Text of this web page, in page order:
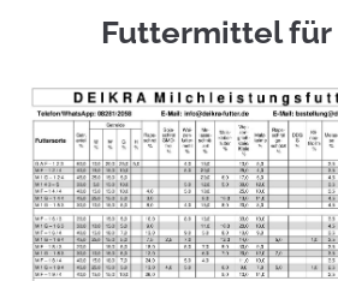
Futtermittel für